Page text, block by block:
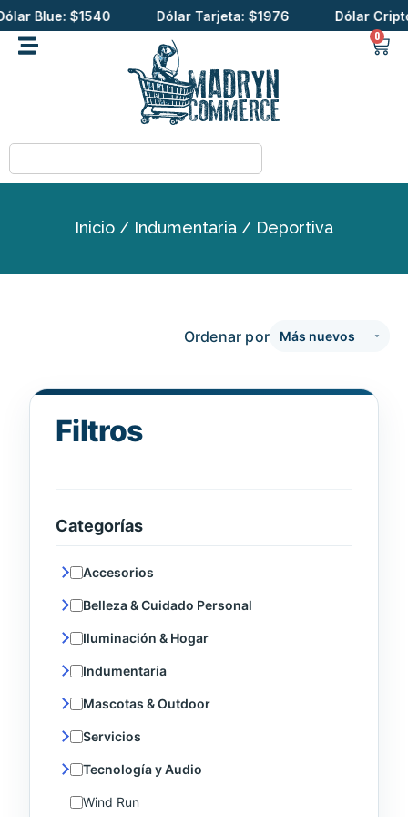
Blue: $1540 Dólar Tarjeta: $1976 Dólar Cripto:
0
Inicio / Indumentaria / Deportiva
Filtros
Categorías
Accesorios
Belleza & Cuidado Personal
Iluminación & Hogar
Indumentaria
Mascotas & Outdoor
Servicios
Tecnología y Audio
Wind Run